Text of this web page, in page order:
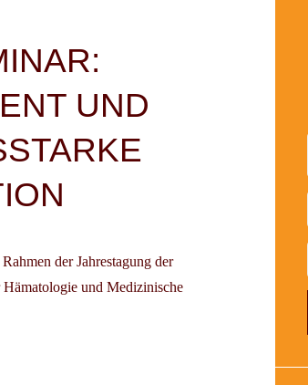
UND
der Jahrestagung der
Hämatologie und Medizinische